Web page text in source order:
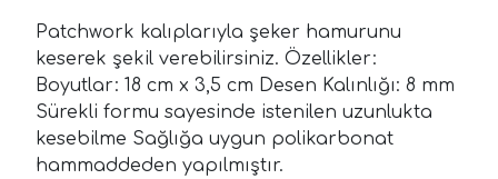
Patchwork kalıplarıyla şeker hamurunu
keserek şekil verebilirsiniz. Özellikler:
Boyutlar: 18 cm x 3,5 cm Desen Kalınlığı: 8 mm
Sürekli formu sayesinde istenilen uzunlukta
kesebilme Sağlığa uygun polikarbonat
hammaddeden yapılmıştır.